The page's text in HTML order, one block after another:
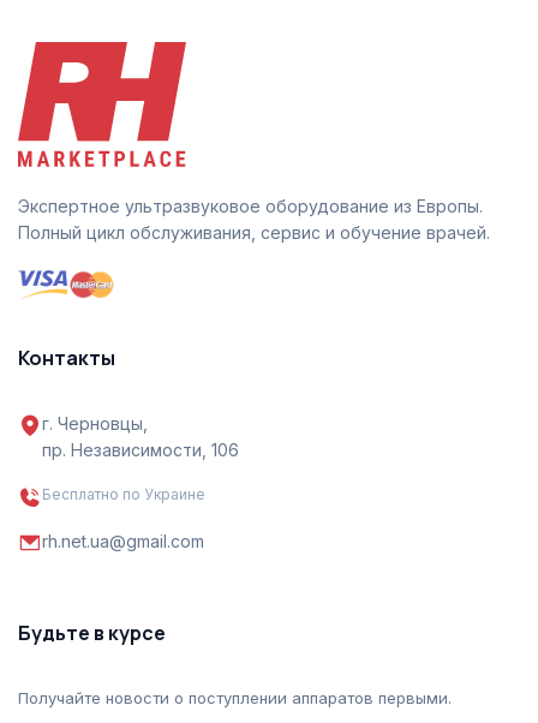
Экспертное ультразвуковое оборудование из Европы.
Полный цикл обслуживания, сервис и обучение врачей.
Контакты
г. Черновцы,
пр. Независимости, 106
Бесплатно по Украине
rh.net.ua@gmail.com
Будьте в курсе
Получайте новости о поступлении аппаратов первыми.